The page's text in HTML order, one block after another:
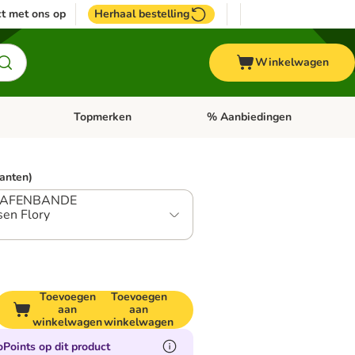
met ons op Herhaal bestelling
Winkelwagen
menu: VogelOpen categorie menu: Paard
Topmerken Open categorie menu:
% Aanbiedingen
Flory
Toevoegen
aan
winkelwagen
Toevoegen
aan
winkelwagen
op dit product